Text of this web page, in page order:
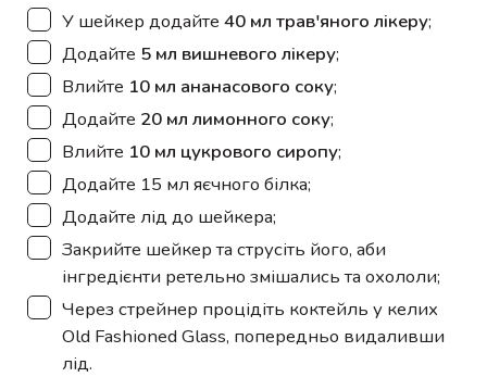
▢
У шейкер додайте 40 мл трав'яного лікеру;
▢
Додайте 5 мл вишневого лікеру;
▢
Влийте 10 мл ананасового соку;
▢
Додайте 20 мл лимонного соку;
▢
Влийте 10 мл цукрового сиропу;
▢
Додайте 15 мл яєчного білка;
▢
Додайте лід до шейкера;
▢
Закрийте шейкер та струсіть його, аби
інгредієнти ретельно змішались та охололи;
▢
Через стрейнер процідіть коктейль у келих
Old Fashioned Glass, попередньо видаливши
лід.